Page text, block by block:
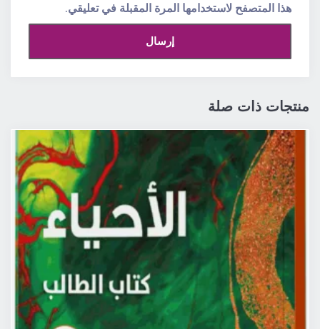
هذا المتصفح لاستخدامها المرة المقبلة في تعليقي.
منتجات ذات صلة